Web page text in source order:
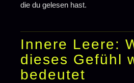
die du gelesen hast.
Innere Leere:
dieses Gefühl
bedeutet